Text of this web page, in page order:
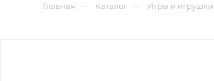
Главная — Каталог — Игры и игрушки